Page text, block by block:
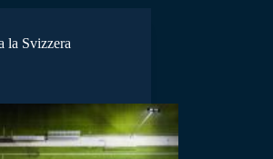
la Svizzera